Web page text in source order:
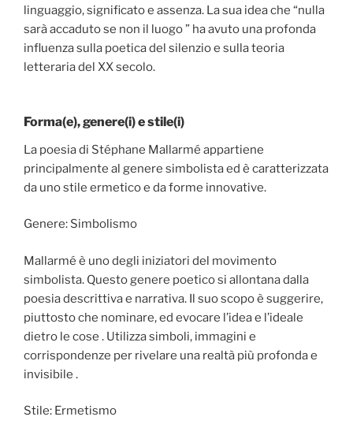
linguaggio, significato e assenza. La sua idea che “nulla
sarà accaduto se non il luogo ” ha avuto una profonda
influenza sulla poetica del silenzio e sulla teoria
letteraria del XX secolo.
Forma(e), genere(i) e stile(i)
La poesia di Stéphane Mallarmé appartiene
principalmente al genere simbolista ed è caratterizzata
da uno stile ermetico e da forme innovative.
Genere: Simbolismo
Mallarmé è uno degli iniziatori del movimento
simbolista. Questo genere poetico si allontana dalla
poesia descrittiva e narrativa. Il suo scopo è suggerire,
piuttosto che nominare, ed evocare l’idea e l’ideale
dietro le cose . Utilizza simboli, immagini e
corrispondenze per rivelare una realtà più profonda e
invisibile .
Stile: Ermetismo